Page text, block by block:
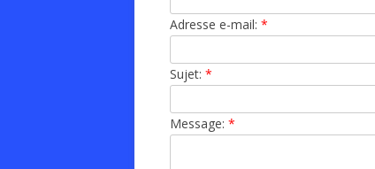
Adresse e-mail: *
Sujet: *
Message: *